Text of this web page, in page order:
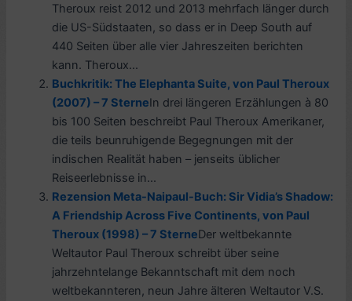
Theroux reist 2012 und 2013 mehrfach länger durch
die US-Südstaaten, so dass er in Deep South auf
440 Seiten über alle vier Jahreszeiten berichten
kann. Theroux...
Buchkritik: The Elephanta Suite, von Paul Theroux
(2007) – 7 SterneIn drei längeren Erzählungen à 80
bis 100 Seiten beschreibt Paul Theroux Amerikaner,
die teils beunruhigende Begegnungen mit der
indischen Realität haben – jenseits üblicher
Reiseerlebnisse in...
Rezension Meta-Naipaul-Buch: Sir Vidia’s Shadow:
A Friendship Across Five Continents, von Paul
Theroux (1998) – 7 SterneDer weltbekannte
Weltautor Paul Theroux schreibt über seine
jahrzehntelange Bekanntschaft mit dem noch
weltbekannteren, neun Jahre älteren Weltautor V.S.